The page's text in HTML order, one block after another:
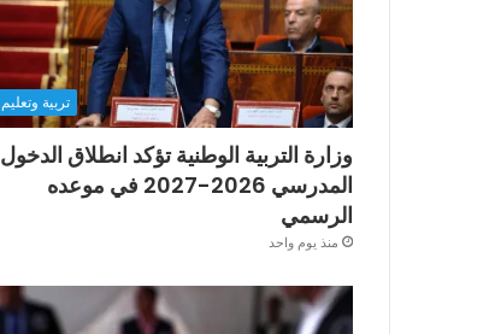
تربية وتعليم
وزارة التربية الوطنية تؤكد انطلاق الدخول
المدرسي 2026-2027 في موعده
الرسمي
منذ يوم واحد